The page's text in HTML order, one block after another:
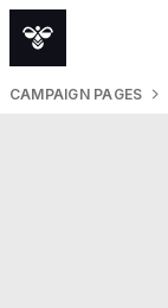
CAMPAIGN PAGES